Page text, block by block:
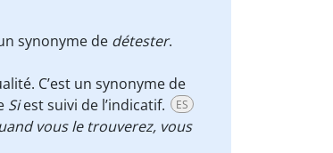
synonyme de détester.
C’est un synonyme de
Siest suivi de l’indicatif. ES
vous le trouverez, vous